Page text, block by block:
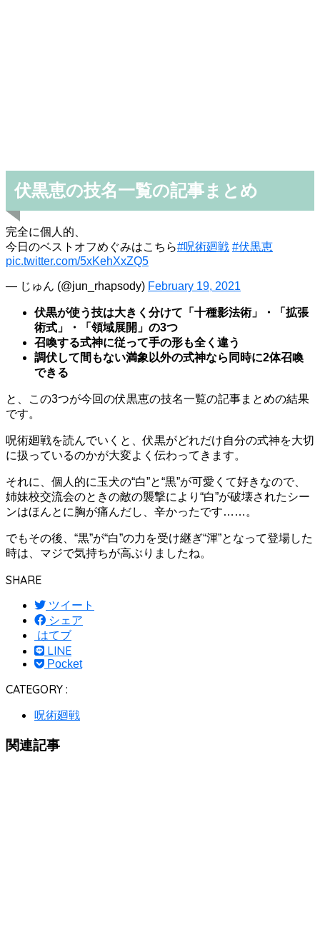
伏黒恵の技名一覧の記事まとめ
完全に個人的、
今日のベストオフめぐみはこちら#呪術廻戦 #伏黒恵
pic.twitter.com/5xKehXxZQ5
— じゅん (@jun_rhapsody) February 19, 2021
伏黒が使う技は大きく分けて「十種影法術」・「拡張
術式」・「領域展開」の3つ
召喚する式神に従って手の形も全く違う
調伏して間もない満象以外の式神なら同時に2体召喚
できる
と、この3つが今回の伏黒恵の技名一覧の記事まとめの結果
です。
呪術廻戦を読んでいくと、伏黒がどれだけ自分の式神を大切
に扱っているのかが大変よく伝わってきます。
それに、個人的に玉犬の“白”と“黒”が可愛くて好きなので、
姉妹校交流会のときの敵の襲撃により“白”が破壊されたシー
ンはほんとに胸が痛んだし、辛かったです……。
でもその後、“黒”が“白”の力を受け継ぎ“渾”となって登場した
時は、マジで気持ちが高ぶりましたね。
SHARE
ツイート
シェア
はてブ
LINE
Pocket
CATEGORY :
呪術廻戦
関連記事